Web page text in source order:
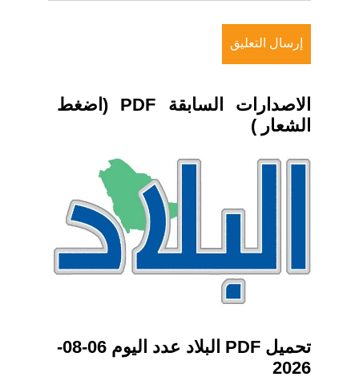
الاصدارات السابقة PDF (اضغط
الشعار )
تحميل PDF البلاد عدد اليوم 06-08-
2026